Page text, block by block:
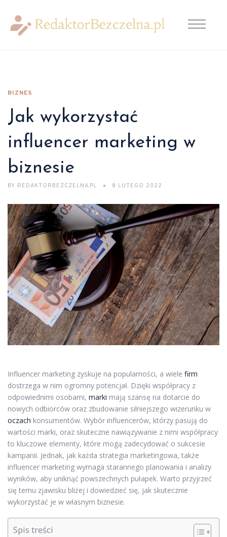
BIZNES
Jak wykorzystać
influencer marketing w
biznesie
BY REDAKTORBEZCZELNA.PL 8 LUTEGO 2022
Influencer marketing zyskuje na popularności, a wiele firm
dostrzega w nim ogromny potencjał. Dzięki współpracy z
odpowiednimi osobami, marki mają szansę na dotarcie do
nowych odbiorców oraz zbudowanie silniejszego wizerunku w
oczach konsumentów. Wybór influencerów, którzy pasują do
wartości marki, oraz skuteczne nawiązywanie z nimi współpracy
to kluczowe elementy, które mogą zadecydować o sukcesie
kampanii. Jednak, jak każda strategia marketingowa, także
influencer marketing wymaga starannego planowania i analizy
wyników, aby uniknąć powszechnych pułapek. Warto przyjrzeć
się temu zjawisku bliżej i dowiedzieć się, jak skutecznie
wykorzystać je w własnym biznesie.
Spis treści